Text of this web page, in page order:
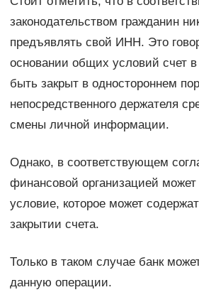
законодательством гражданин
предъявлять свой ИНН. Это
основании общих условий счет
быть закрыт в одностороннем
непосредственного держателя
смены личной информации.
Однако, в соответствующем
финансовой организацией
условие, которое может
закрытии счета.
Только в таком случае банк
данную операции.